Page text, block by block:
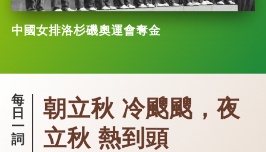
中國女排洛杉磯奧運會奪金
每
日
一
詞
朝立秋 冷颼颼，夜
立秋 熱到頭